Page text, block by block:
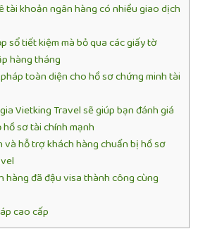
tài khoản ngân hàng có nhiều giao dịch
sổ tiết kiệm mà bỏ qua các giấy tờ
hàng tháng
toàn diện cho hồ sơ chứng minh tài
Vietking Travel sẽ giúp bạn đánh giá
sơ tài chính mạnh
hỗ trợ khách hàng chuẩn bị hồ sơ
hàng đã đậu visa thành công cùng
cao cấp